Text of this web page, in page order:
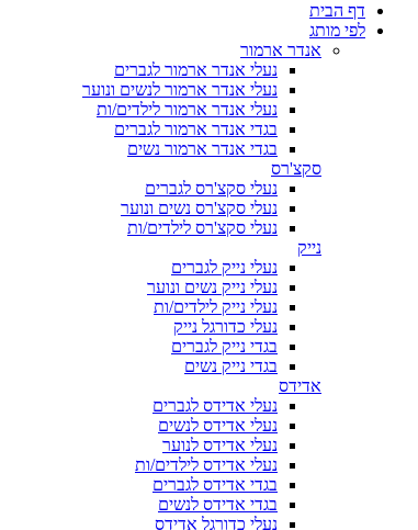
דף הבית
לפי מותג
אנדר ארמור
נעלי אנדר ארמור לגברים
נעלי אנדר ארמור לנשים ונוער
נעלי אנדר ארמור לילדים/ות
בגדי אנדר ארמור לגברים
בגדי אנדר ארמור נשים
סקצ'רס
נעלי סקצ'רס לגברים
נעלי סקצ'רס נשים ונוער
נעלי סקצ'רס לילדים/ות
נייק
נעלי נייק לגברים
נעלי נייק נשים ונוער
נעלי נייק לילדים/ות
נעלי כדורגל נייק
בגדי נייק לגברים
בגדי נייק נשים
אדידס
נעלי אדידס לגברים
נעלי אדידס לנשים
נעלי אדידס לנוער
נעלי אדידס לילדים/ות
בגדי אדידס לגברים
בגדי אדידס לנשים
נעלי כדורגל אדידס